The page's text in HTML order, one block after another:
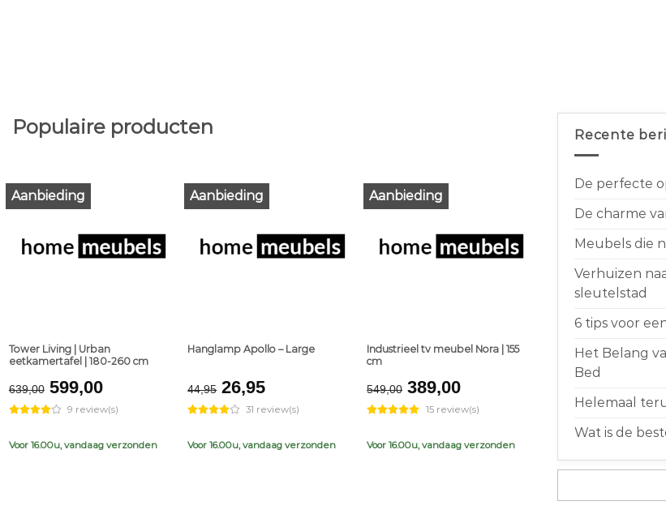
Populaire producten
Aanbieding
Tower Living | Urban
eetkamertafel | 180-260 cm
639,00 Original
price
was:
€639,00.
599,00Current
price
is:
€599,00.
9 review(s)
Voor 16.00u, vandaag verzonden
Aanbieding
Hanglamp Apollo – Large
44,95 Original
price
was:
€44,95.
26,95Current
price
is:
€26,95.
31 review(s)
Voor 16.00u, vandaag verzonden
Aanbieding
Industrieel tv meubel Nora | 155
cm
549,00 Original
price
was:
€549,00.
389,00Current
price
is:
€389,00.
15 review(s)
Voor 16.00u, vandaag verzonden
Recente
De perfecte
De charme
Meubels die
Verhuizen
sleutelstad
6 tips voor
Het Belang
Bed
Helemaal
Wat is de